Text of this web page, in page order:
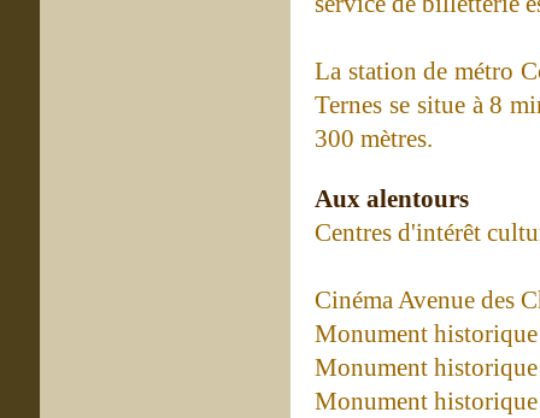
La station de métro
Ternes se situe à 8
300 mètres.
Aux alentours
Centres d'intérêt
Cinéma Avenue des
Monument
Monument historique
Monument